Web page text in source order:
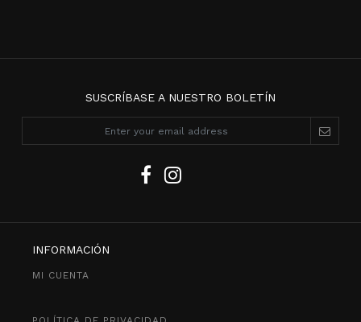
SUSCRÍBASE A NUESTRO BOLETÍN
INFORMACIÓN
MI CUENTA